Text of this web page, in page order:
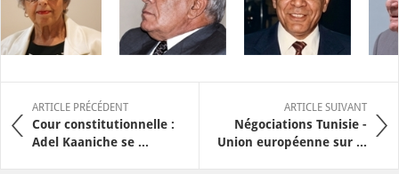
ARTICLE PRÉCÉDENT
Cour constitutionnelle :
Adel Kaaniche se ...
ARTICLE SUIVANT
Négociations Tunisie -
Union européenne sur ...